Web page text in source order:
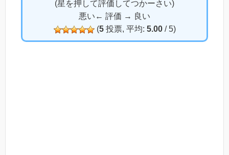
(星を押して評価してつかーさい)
悪い← 評価 → 良い
(5投票, 平均: 5.00/ 5)